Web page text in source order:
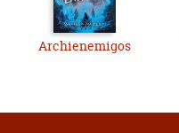
Archienemigos